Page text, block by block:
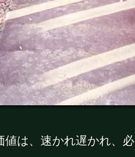
は、速かれ遅かれ、必